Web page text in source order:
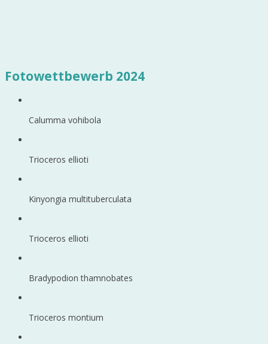
Fotowettbewerb 2024
Calumma vohibola
Trioceros ellioti
Kinyongia multituberculata
Trioceros ellioti
Bradypodion thamnobates
Trioceros montium